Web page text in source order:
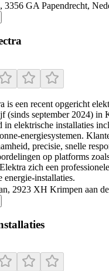
3356 GA Papendrecht,
is een recent opgericht
(sinds september 2024) in
in elektrische installaties
energiesystemen.
precisie, snelle
op platforms
zich een
energie-installaties.
2923 XH Krimpen aan